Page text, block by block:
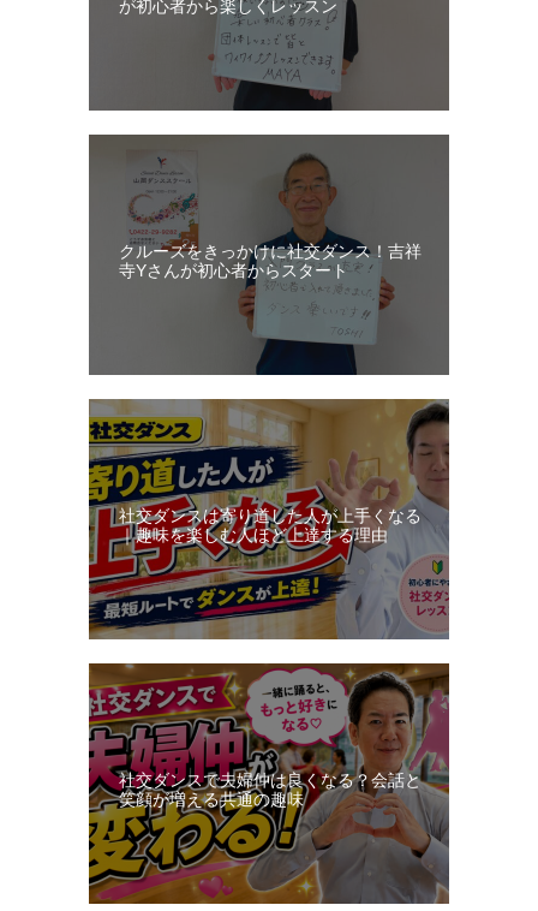
が初心者から楽しくレッスン
クルーズをきっかけに社交ダンス！吉祥
寺Yさんが初心者からスタート
社交ダンスは寄り道した人が上手くなる
｜趣味を楽しむ人ほど上達する理由
社交ダンスで夫婦仲は良くなる？会話と
笑顔が増える共通の趣味